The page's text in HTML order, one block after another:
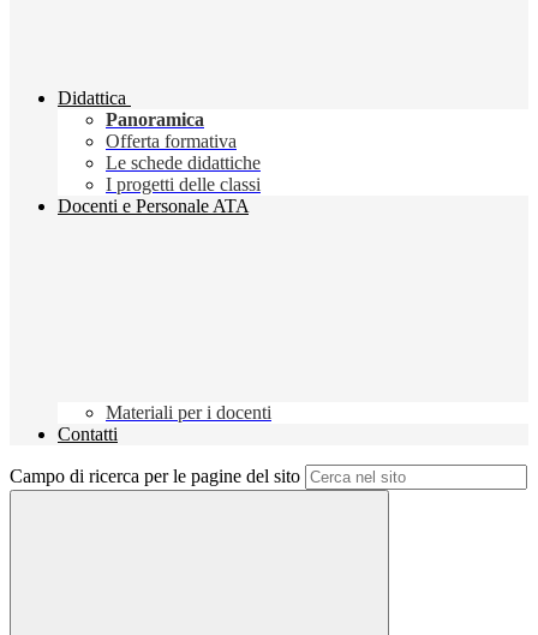
Didattica
Panoramica
Offerta formativa
Le schede didattiche
I progetti delle classi
Docenti e Personale ATA
Materiali per i docenti
Contatti
Campo di ricerca per le pagine del sito